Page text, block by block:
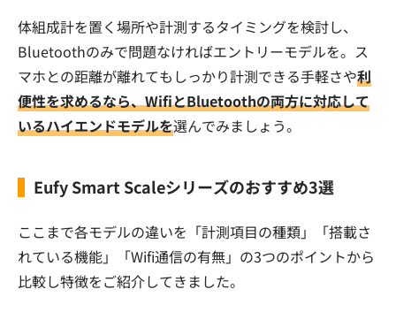
体組成計を置く場所や計測するタイミングを検討し、
Bluetoothのみで問題なければエントリーモデルを。ス
マホとの距離が離れてもしっかり計測できる手軽さや利
便性を求めるなら、WifiとBluetoothの両方に対応して
いるハイエンドモデルを選んでみましょう。
Eufy Smart Scaleシリーズのおすすめ3選
ここまで各モデルの違いを「計測項目の種類」「搭載さ
れている機能」「Wifi通信の有無」の3つのポイントから
比較し特徴をご紹介してきました。